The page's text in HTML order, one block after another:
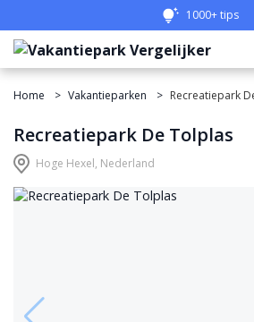
1000+ tips
Home Vakantieparken Recreatiepark
Recreatiepark De Tolplas
Hoge Hexel, Nederland